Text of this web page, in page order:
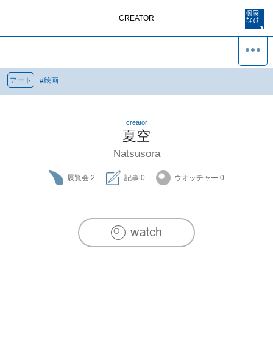
CREATOR
アート #絵画
creator
夏空
Natsusora
展覧会 2 記事 0 ウオッチャー 0